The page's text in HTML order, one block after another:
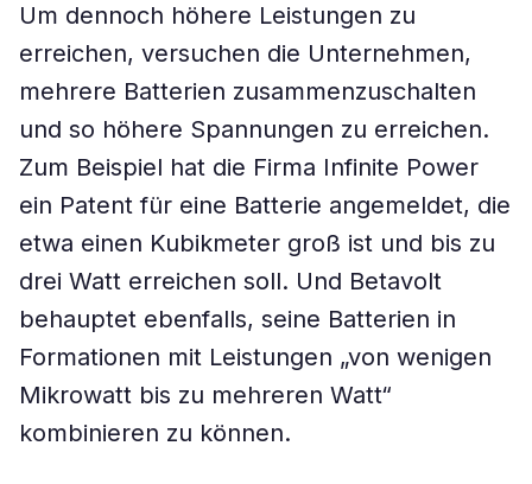
Um dennoch höhere Leistungen zu
erreichen, versuchen die Unternehmen,
mehrere Batterien zusammenzuschalten
und so höhere Spannungen zu erreichen.
Zum Beispiel hat die Firma Infinite Power
ein Patent für eine Batterie angemeldet, die
etwa einen Kubikmeter groß ist und bis zu
drei Watt erreichen soll. Und Betavolt
behauptet ebenfalls, seine Batterien in
Formationen mit Leistungen „von wenigen
Mikrowatt bis zu mehreren Watt“
kombinieren zu können.